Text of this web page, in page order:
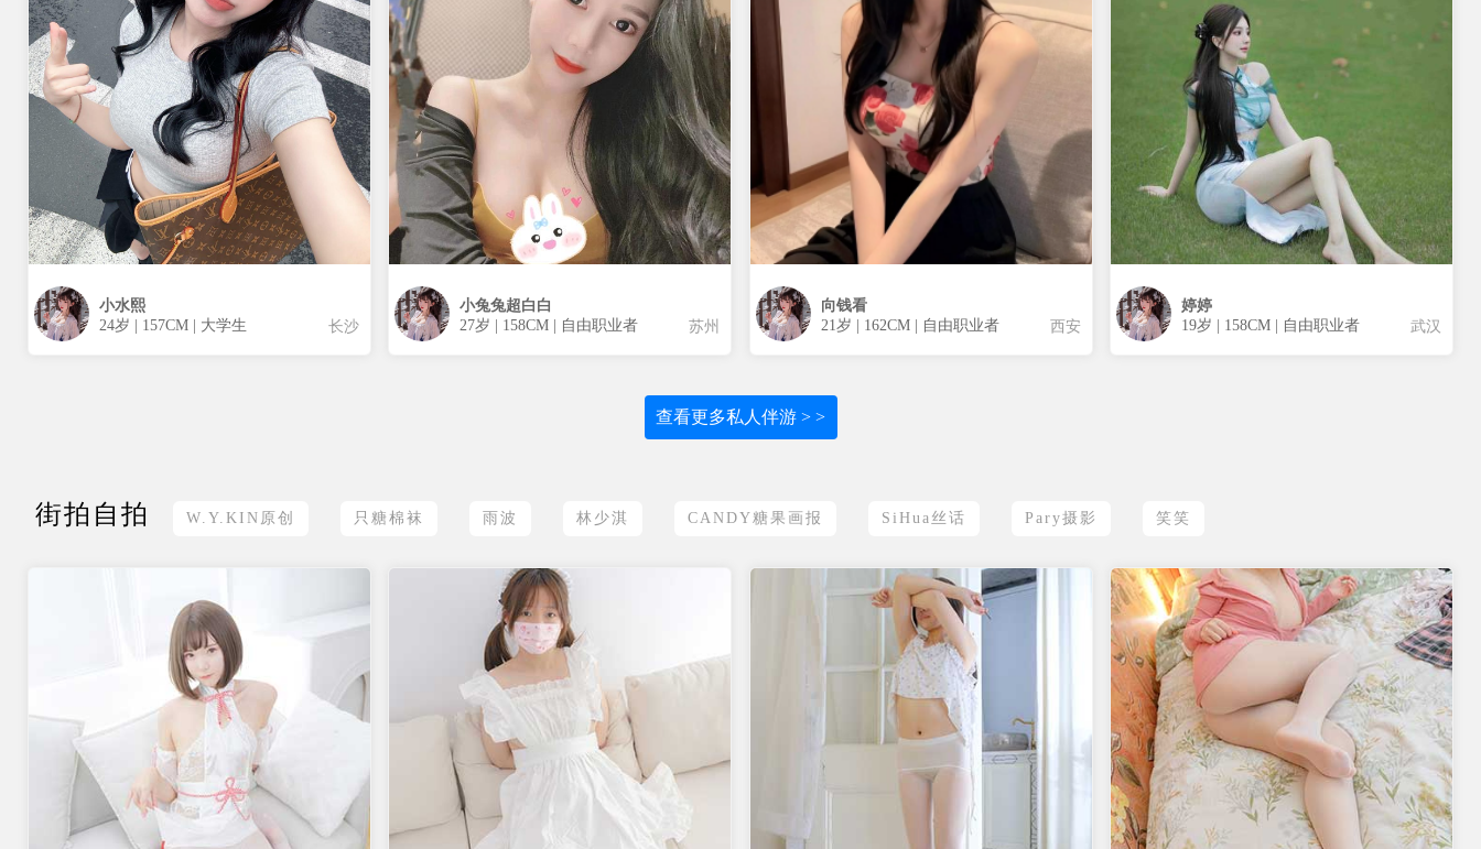
小水熙
24岁 | 157CM | 大学生
长沙
小兔兔超白白
27岁 | 158CM | 自由职业者
苏州
向钱看
21岁 | 162CM | 自由职业者
西安
婷婷
19岁 | 158CM | 自由职业者
武汉
查看更多私人伴游 > >
街拍自拍 W.Y.KIN原创 只糖棉袜 雨波 林少淇 CANDY糖果画报 SiHua丝话 Pary摄影 笑笑